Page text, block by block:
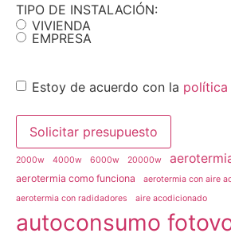
TIPO DE INSTALACIÓN:
VIVIENDA
EMPRESA
Consentimiento
Estoy de acuerdo con la política
2000w 4000w 6000w 20000w
aerotermia como funciona
aerotermia con aire
aerotermia con radidadores
aire acodicionado
autoconsumo